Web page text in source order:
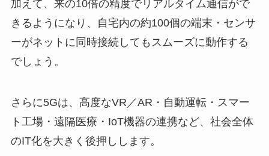
加えて、来の10倍の精度でリアルタイム通信がで
きるようになり、自宅内の約100個の端末・センサ
ーがネットに同時接続してもスムーズに動作する
でしょう。
さらに5Gは、高度なVR／AR・自動運転・スマー
ト工場・遠隔医療・IoT機器の連携など、社会全体
のIT化を大きく後押しします。